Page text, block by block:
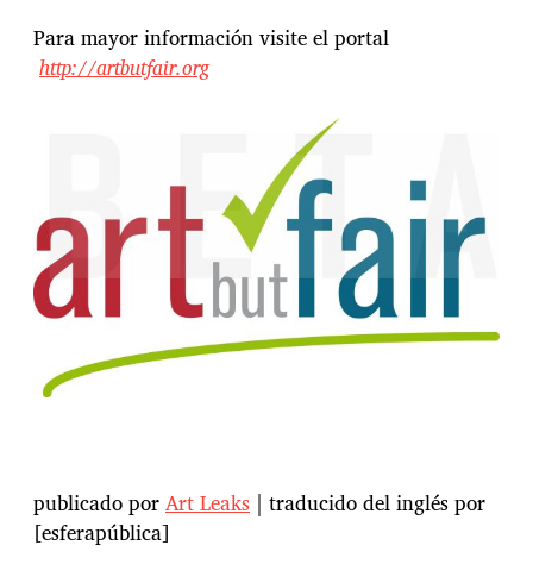
Para mayor información visite el portal
http://artbutfair.org
publicado porArt Leaks | traducido del inglés por
[esferapública]